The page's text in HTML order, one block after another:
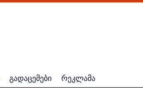
გადაცემები რეკლამა